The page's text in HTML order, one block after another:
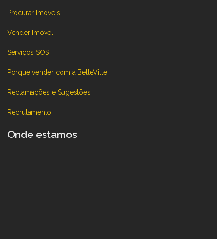
Procurar Imóveis
Vender Imóvel
Serviços SOS
Porque vender com a BelleVille
Reclamações e Sugestões
Recrutamento
Onde estamos